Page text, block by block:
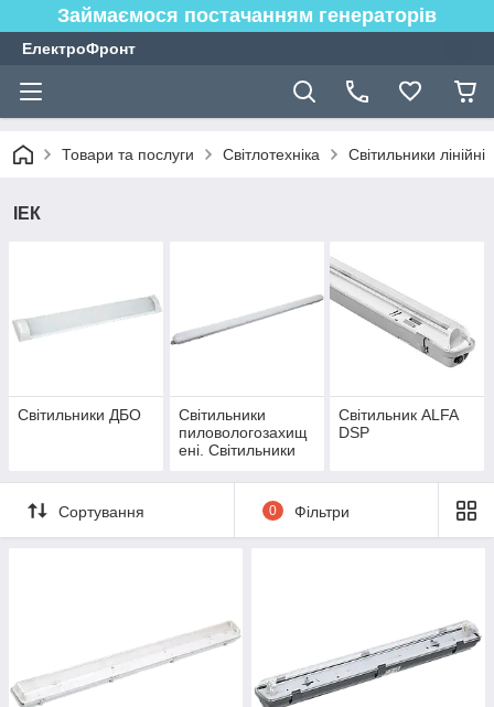
Займаємося постачанням генераторів
ЕлектроФронт
Товари та послуги Світлотехніка Світильники лінійні
ІЕК
Світильники ДБО
Світильники
пиловологозахищ
ені. Світильники
1318, 1319
Світильник ALFA
DSP
Сортування 0 Фільтри